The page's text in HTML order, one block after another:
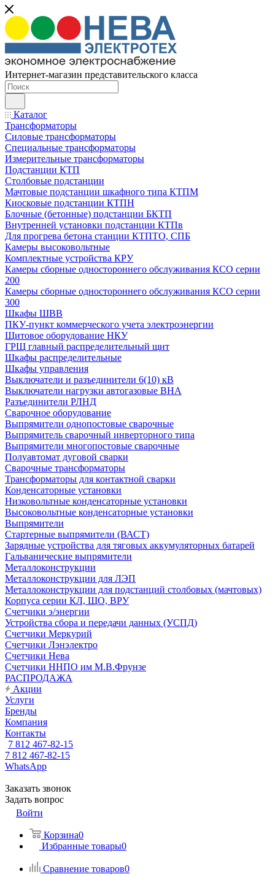
Интернет-магазин представительского класса
Каталог
Трансформаторы
Силовые трансформаторы
Специальные трансформаторы
Измерительные трансформаторы
Подстанции КТП
Столбовые подстанции
Мачтовые подстанции шкафного типа КТПМ
Киосковые подстанции КТПН
Блочные (бетонные) подстанции БКТП
Внутренней установки подстанции КТПв
Для прогрева бетона станции КТПТО, СПБ
Камеры высоковольтные
Комплектные устройства КРУ
Камеры сборные одностороннего обслуживания КСО серии
200
Камеры сборные одностороннего обслуживания КСО серии
300
Шкафы ШВВ
ПКУ-пункт коммерческого учета электроэнергии
Щитовое оборудование НКУ
ГРЩ главный распределительный щит
Шкафы распределительные
Шкафы управления
Выключатели и разъединители 6(10) кВ
Выключатели нагрузки автогазовые ВНА
Разъединители РЛНД
Сварочное оборудование
Выпрямители однопостовые сварочные
Выпрямитель сварочный инверторного типа
Выпрямители многопостовые сварочные
Полуавтомат дуговой сварки
Сварочные трансформаторы
Трансформаторы для контактной сварки
Конденсаторные установки
Низковольтные конденсаторные установки
Высоковольтные конденсаторные установки
Выпрямители
Стартерные выпрямители (ВАСТ)
Зарядные устройства для тяговых аккумуляторных батарей
Гальванические выпрямители
Металлоконструкции
Металлоконструкции для ЛЭП
Металлоконструкции для подстанций столбовых (мачтовых)
Корпуса серии КЛ, ЩО, ВРУ
Счетчики э/энергии
Устройства сбора и передачи данных (УСПД)
Счетчики Меркурий
Счетчики Лэнэлектро
Счетчики Нева
Счетчики ННПО им М.В.Фрунзе
РАСПРОДАЖА
Акции
Услуги
Бренды
Компания
Контакты
7 812 467-82-15
7 812 467-82-15
WhatsApp
Заказать звонок
Задать вопрос
Войти
Корзина0
Избранные товары0
Сравнение товаров0